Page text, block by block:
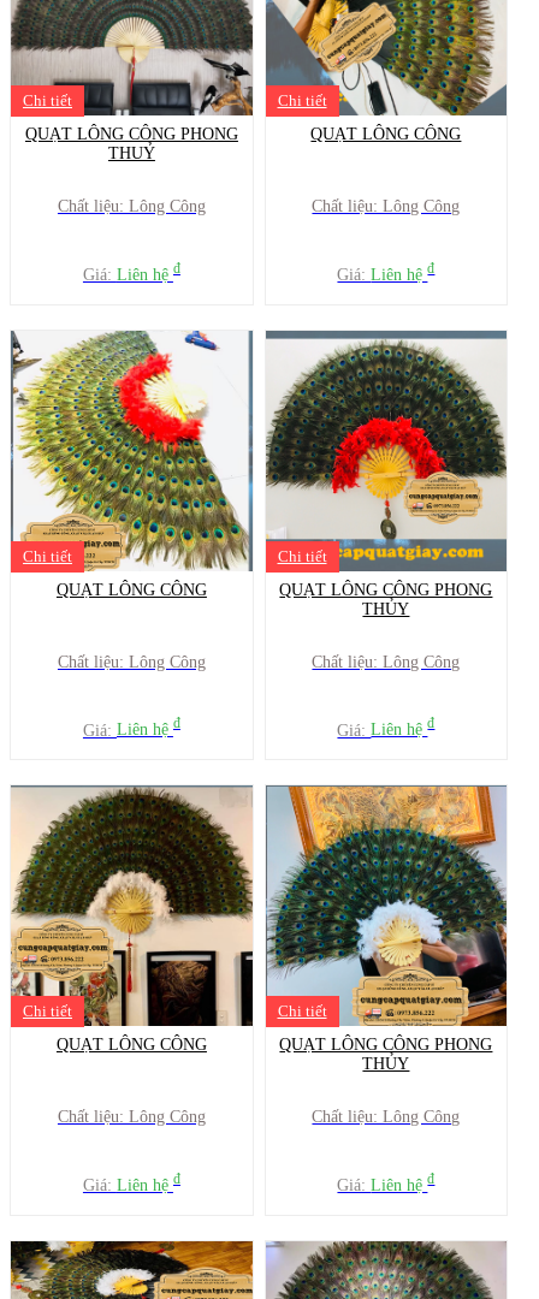
Chi tiết
QUẠT LÔNG CÔNG PHONG
THUỶ
Chất liệu: Lông Công
Giá: Liên hệ đ
Chi tiết
QUẠT LÔNG CÔNG
Chất liệu: Lông Công
Giá:Liên hệđ
Chi tiết
QUẠT LÔNG CÔNG
Chất liệu: Lông Công
Giá: Liên hệ đ
Chi tiết
QUẠT LÔNG CÔNG PHONG
THỦY
Chất liệu: Lông Công
Giá:Liên hệđ
Chi tiết
QUẠT LÔNG CÔNG
Chất liệu: Lông Công
Giá: Liên hệ đ
Chi tiết
QUẠT LÔNG CÔNG PHONG
THỦY
Chất liệu: Lông Công
Giá:Liên hệđ